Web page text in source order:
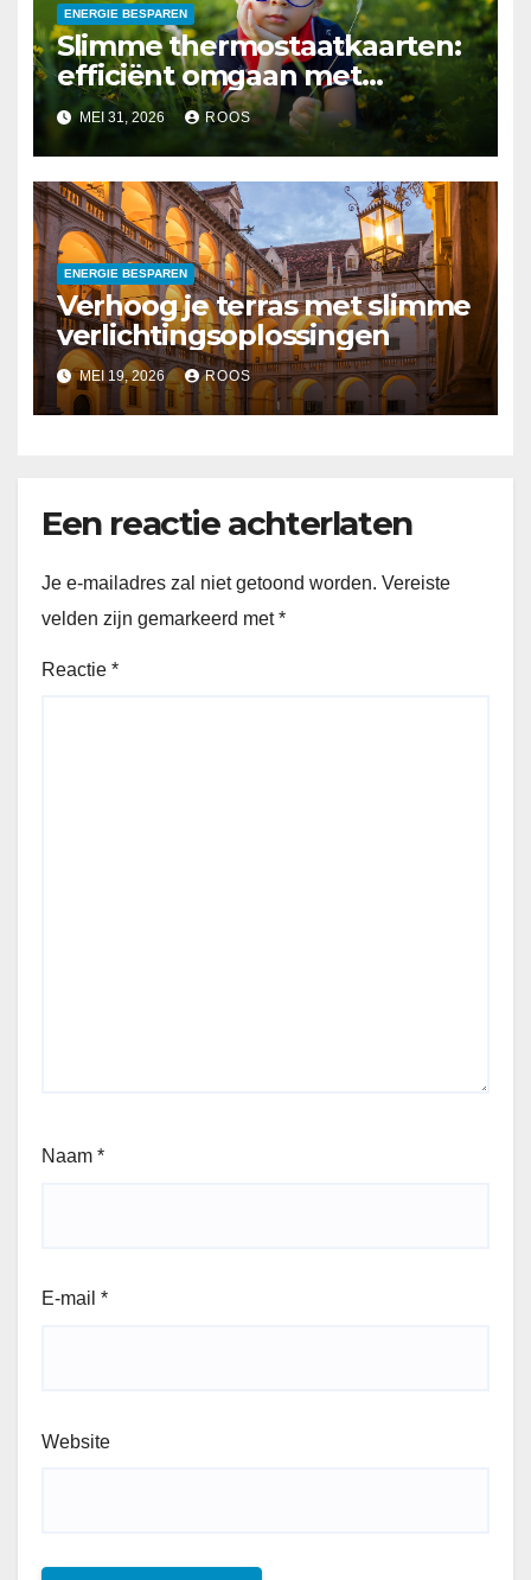
ENERGIE BESPAREN
Slimme thermostaatkaarten:
efficiënt omgaan met
thuiscomfort
MEI 31, 2026 ROOS
ENERGIE BESPAREN
Verhoog je terras met slimme
verlichtingsoplossingen
MEI 19, 2026 ROOS
Een reactie achterlaten
Je e-mailadres zal niet getoond worden. Vereiste
velden zijn gemarkeerd met*
Reactie *
Naam *
E-mail *
Website